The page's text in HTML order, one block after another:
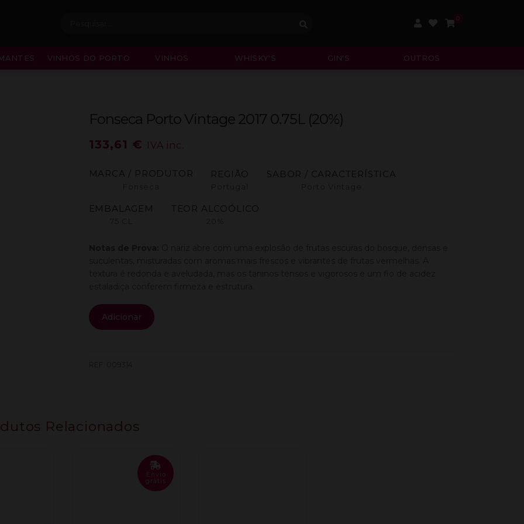
VINHOS DO PORTO VINHOS WHISKY'S GIN'S OUTROS
Fonseca Porto Vintage 2017 0.75L (20%)
133,61 € IVA inc.
MARCA / PRODUTOR REGIÃO SABOR / CARACTERÍSTICA
EMBALAGEM TEOR ALCOÓLICO
Quantidade
de
Adicionar
Relacionados
Envio
grátis